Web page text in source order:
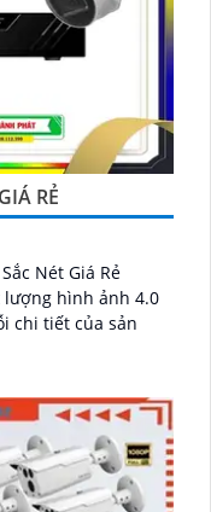
RẺ
Nét Giá Rẻ
lượng hình ảnh 4.0